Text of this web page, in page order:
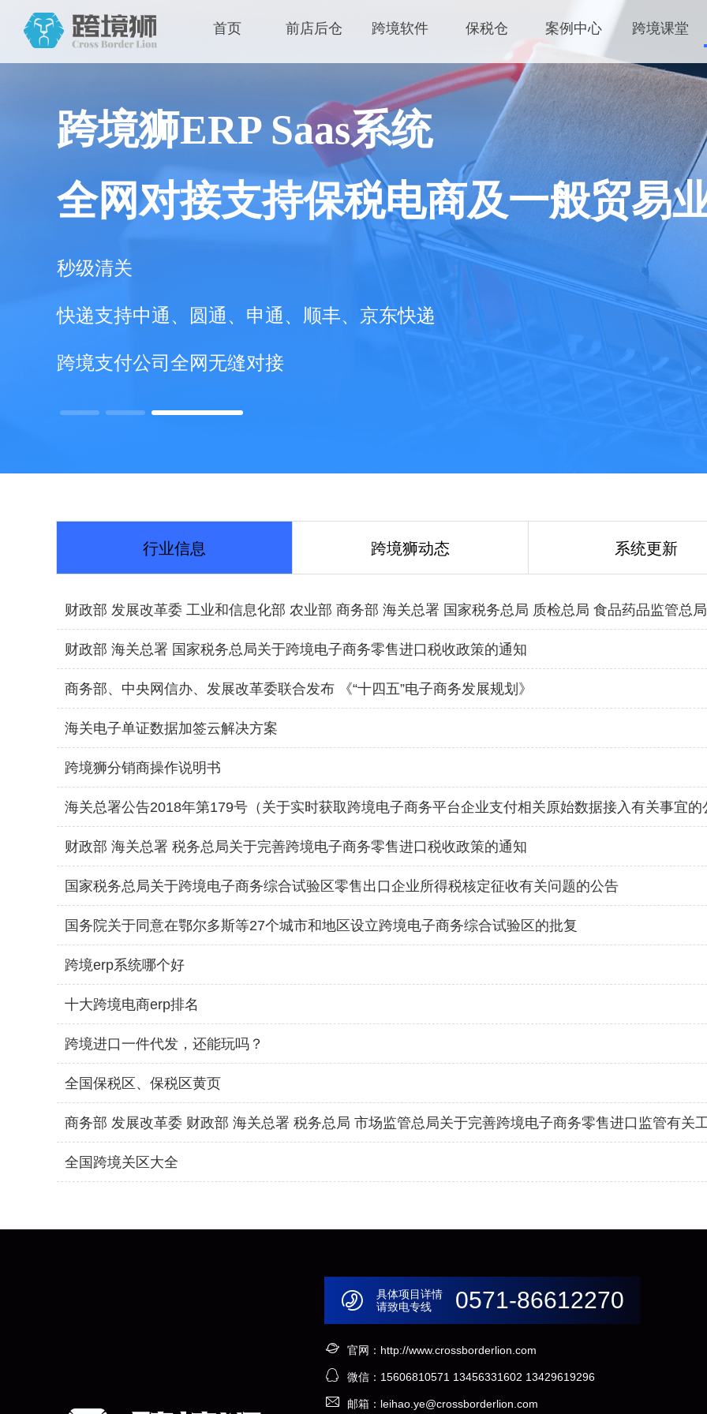
首页 前店后仓 跨境软件 保税仓 案例中心 跨境课堂
跨境狮ERP Saas系统
全网对接支持保税电商及一般贸易
秒级清关
快递支持中通、圆通、申通、顺丰、京东快递
跨境支付公司全网无缝对接
行业信息 跨境狮动态 系统更新
财政部 发展改革委 工业和信息化部 农业部 商务部 海关总署 国家税务总局 质检总局 食品药品监管总
财政部 海关总署 国家税务总局关于跨境电子商务零售进口税收政策的通知
商务部、中央网信办、发展改革委联合发布 《“十四五”电子商务发展规划》
海关电子单证数据加签云解决方案
跨境狮分销商操作说明书
海关总署公告2018年第179号（关于实时获取跨境电子商务平台企业支付相关原始数据接入有关事宜的
财政部 海关总署 税务总局关于完善跨境电子商务零售进口税收政策的通知
国家税务总局关于跨境电子商务综合试验区零售出口企业所得税核定征收有关问题的公告
国务院关于同意在鄂尔多斯等27个城市和地区设立跨境电子商务综合试验区的批复
跨境erp系统哪个好
十大跨境电商erp排名
跨境进口一件代发，还能玩吗？
全国保税区、保税区黄页
商务部 发展改革委 财政部 海关总署 税务总局 市场监管总局关于完善跨境电子商务零售进口监管有关
全国跨境关区大全
具体项目详情
请致电专线
0571-86612270
官网：http://www.crossborderlion.com
微信： 15606810571 13456331602 13429619296
邮箱：leihao.ye@crossborderlion.com